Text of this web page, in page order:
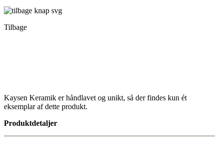
Tilbage
Kaysen Keramik er håndlavet og unikt, så der findes kun ét
eksemplar af dette produkt.
Produktdetaljer